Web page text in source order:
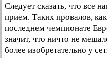
Следует сказать, что все
прием. Таких провалов,
последнем чемпионате
значит, что ничто не
более изобретательно у